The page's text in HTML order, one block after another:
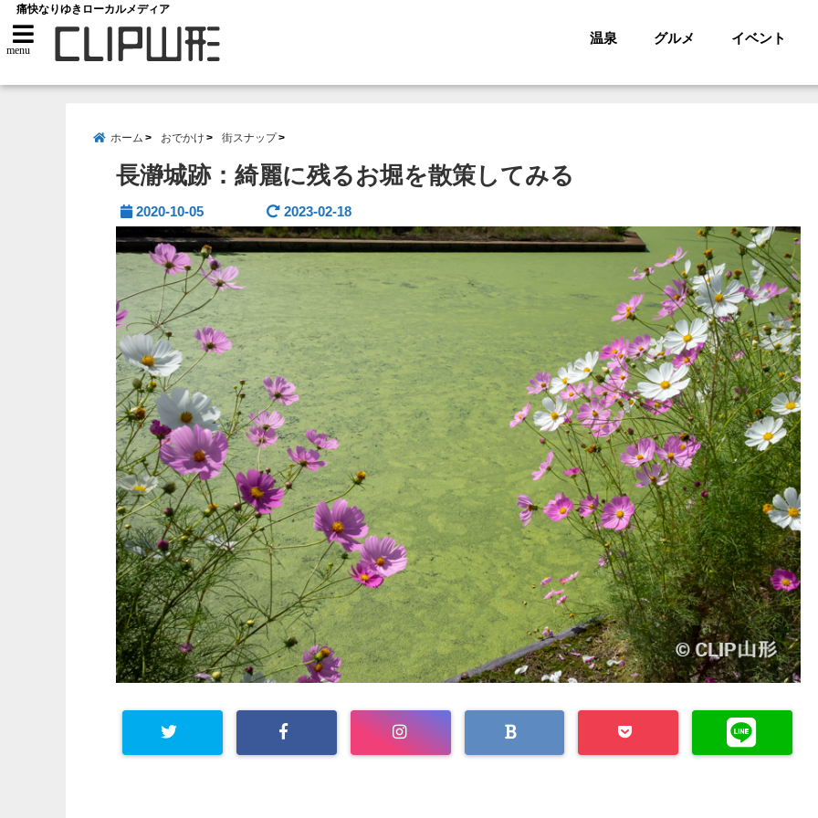
痛快なりゆきローカルメディア
menu
温泉 グルメ イベント
ホーム おでかけ 街スナップ
長瀞城跡：綺麗に残るお堀を散策してみる
2020-10-05 2023-02-18